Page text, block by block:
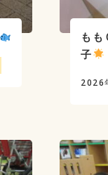
も
子
2026